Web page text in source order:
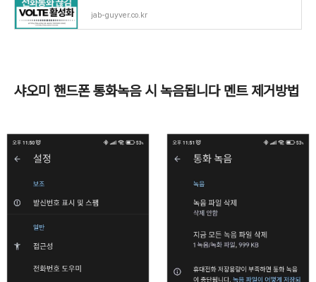
jab-guyver.co.kr
샤오미 핸드폰 통화녹음 시 녹음됩니다 멘트 제거방법